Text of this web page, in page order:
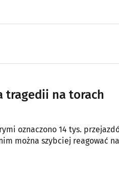
tragedii na torach
oznaczono 14 tys.